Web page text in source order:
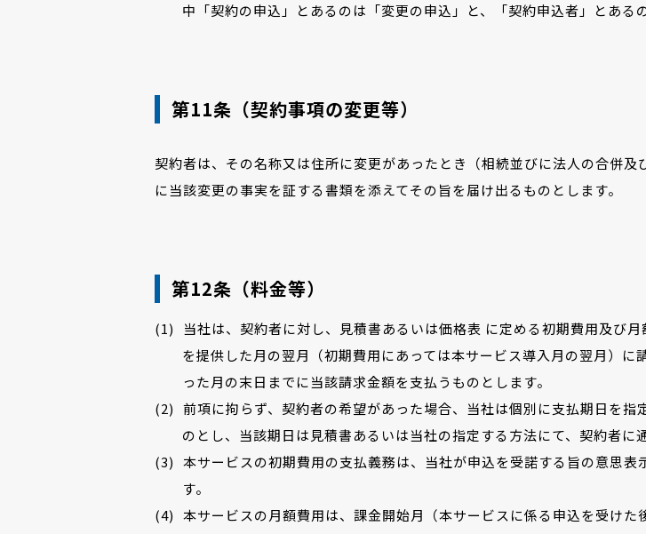
中「契約の申込」とあるのは「変更の申込」と、「契約申込者」とある
第11条（契約事項の変更等）
契約者は、その名称又は住所に変更があったとき（相続並びに法人の合併
に当該変更の事実を証する書類を添えてその旨を届け出るものとします。
第12条（料金等）
当社は、契約者に対し、見積書あるいは価格表 に定める初期費用及び
を提供した月の翌月（初期費用にあっては本サービス導入月の翌月）
った月の末日までに当該請求金額を支払うものとします。
前項に拘らず、契約者の希望があった場合、当社は個別に支払期日を
のとし、当該期日は見積書あるいは当社の指定する方法にて、契約者に
本サービスの初期費用の支払義務は、当社が申込を受諾する旨の意思
す。
本サービスの月額費用は、課金開始月（本サービスに係る申込を受け